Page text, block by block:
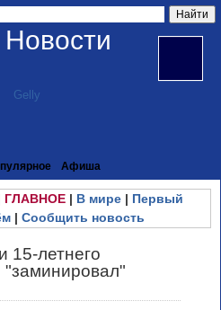
Афиша
ГЛАВНОЕ| В мире| Первый
| Сообщить новость
15-летнего
"заминировал"